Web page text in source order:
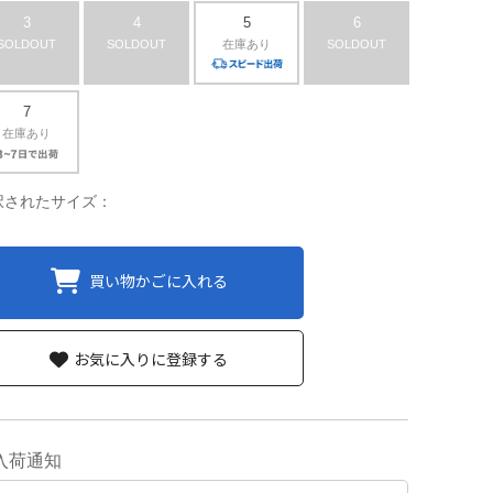
3 4
SOLDOUT
5
在庫あり
6
SOLDOUT
7
在庫あり
れたサイズ：
買い物かごに入れる
荷通知
お気に入りに登録する